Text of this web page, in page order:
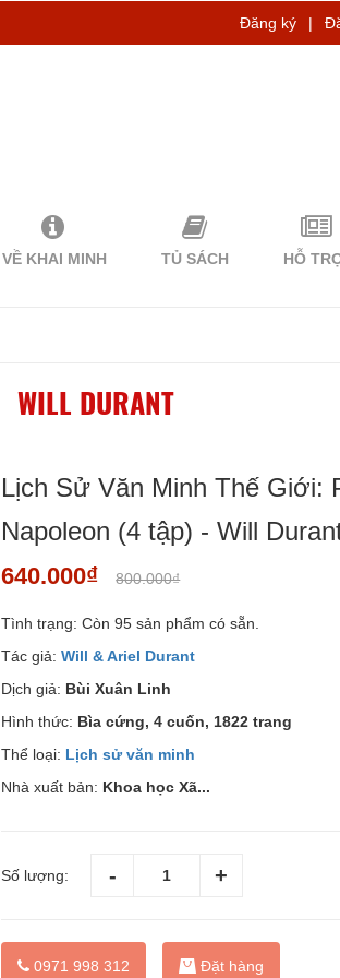
Đăng ký |
VỀ KHAI MINH TỦ SÁCH HỖ
WILL DURANT
Lịch Sử Văn Minh Thế Giới:
Napoleon (4 tập) - Will
640.000₫ 800.000₫
Tình trạng: Còn 95 sản phẩm có sẵn.
Tác giả:Will & Ariel Durant
Dịch giả: Bùi Xuân Linh
Hình thức: Bìa cứng, 4 cuốn, 1822 trang
Thể loại: Lịch sử văn minh
Nhà xuất bản: Khoa học Xã...
Số lượng:
0971 998 312 Đặt hàng